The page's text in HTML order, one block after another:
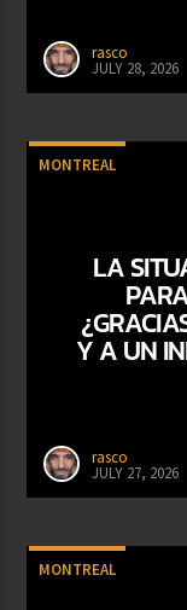
rasco
JULY 28, 2026
MONTREAL
LA
Y A UN
rasco
JULY 27, 2026
MONTREAL